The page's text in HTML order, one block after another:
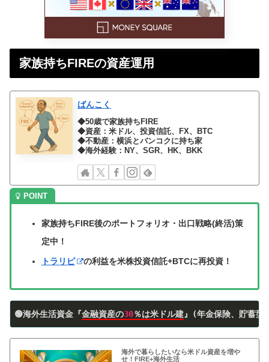
家族持ちFIREの資産運用
ばんこく
◆50歳で家族持ちFIRE
◆資産：米ドル、投資信託、FX、BTC
◆不動産：横浜とバンコクに持ち家
◆海外経験：NY、SGR、HK、BKK
家族持ちFIRE後のポートフォリオ・出口戦略(終活)策
定中！
トラリピ の利益を米株投資信託+BTCに再投資！
🟢海外生活資金『金融資産の30％は米ドル建』(年金保険、貯蓄型
海外で暮らしたいなら米ドル資産を増や
せ！FIRE+海外生活